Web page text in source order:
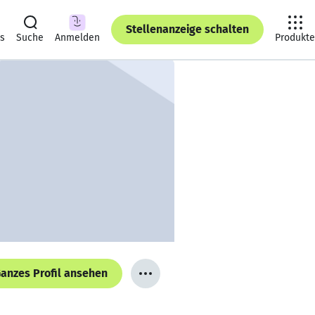
Suche Anmelden
Stellenanzeige schalten
Produkte
Profil ansehen